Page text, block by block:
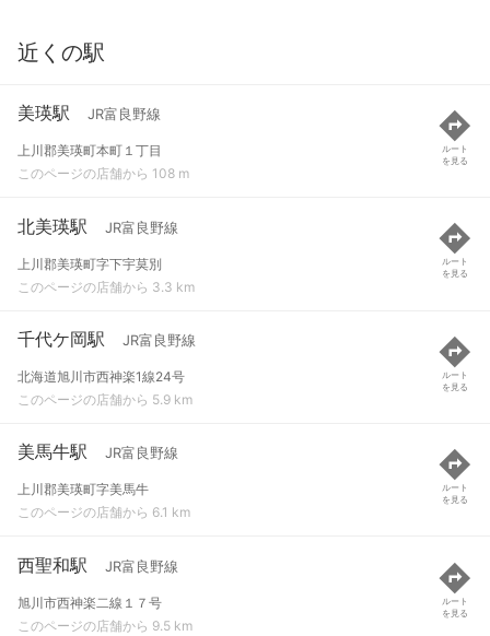
近くの駅
美瑛駅 JR富良野線
上川郡美瑛町本町１丁目
このページの店舗から 108 m
ルート
を見る
北美瑛駅 JR富良野線
上川郡美瑛町字下宇莫別
このページの店舗から 3.3 km
ルート
を見る
千代ケ岡駅 JR富良野線
北海道旭川市西神楽1線24号
このページの店舗から 5.9 km
ルート
を見る
美馬牛駅 JR富良野線
上川郡美瑛町字美馬牛
このページの店舗から 6.1 km
ルート
を見る
西聖和駅 JR富良野線
旭川市西神楽二線１７号
このページの店舗から 9.5 km
ルート
を見る